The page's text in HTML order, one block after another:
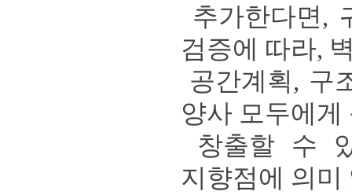
추가한다면,
검증에 따라,
공간계획, 구
양사 모두에게
창출할 수
지향점에 의미